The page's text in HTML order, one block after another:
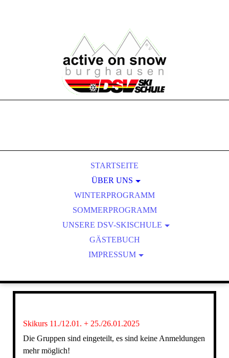
STARTSEITE
ÜBER UNS
VORSTANDSCHAFT
SKILEHRERTEAM
MITGLIEDSCHAFT
SATZUNG
ARCHIV
WINTERPROGRAMM
SOMMERPROGRAMM
UNSERE DSV-SKISCHULE
GRÜNDUNG
LIZENZIERUNG
GÄSTEBUCH
IMPRESSUM
HAFTUNGSAUSSCHLUSS
Skikurs 11./12.01. + 25./26.01.2025
Die Gruppen sind eingeteilt, es sind keine Anmeldungen
mehr möglich!